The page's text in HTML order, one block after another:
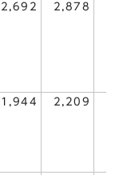
2,692 2,878
1,944 2,209